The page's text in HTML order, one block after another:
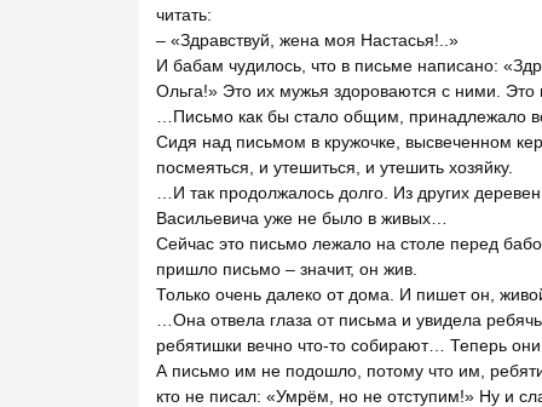
читать:
– «Здравствуй, жена моя Настасья!..»
И бабам чудилось, что в письме написано:
Ольга!» Это их мужья здороваются с ними.
…Письмо как бы стало общим, принадлежало
Сидя над письмом в кружочке, высвеченном
посмеяться, и утешиться, и утешить хозяйку.
…И так продолжалось долго. Из других
Васильевича уже не было в живых…
Сейчас это письмо лежало на столе перед
пришло письмо – значит, он жив.
Только очень далеко от дома. И пишет он,
…Она отвела глаза от письма и увидела
ребятишки вечно что-то собирают… Теперь
А письмо им не подошло, потому что им,
кто не писал: «Умрём, но не отступим!» Ну и